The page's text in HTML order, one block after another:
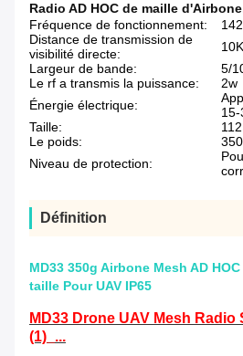
Radio AD HOC de maille d'Airbone
Fréquence de fonctionnement:
Distance de transmission de
visibilité directe:
Largeur de bande:
5/
Le rf a transmis la puissance:
2w
Énergie électrique:
15-
Taille:
Le poids:
Niveau de protection:
Définition
MD33 350g Airbone Mesh AD
taille Pour UAV IP65
MD33 Drone UAV Mesh
(1)_...